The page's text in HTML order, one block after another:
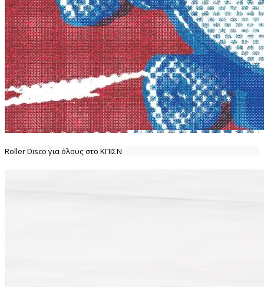
Roller Disco για όλους στο ΚΠΙΣΝ